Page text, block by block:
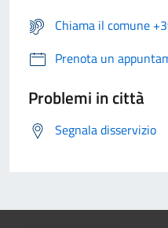
Chiama il comune
Prenota un
Problemi in città
Segnala disservizio